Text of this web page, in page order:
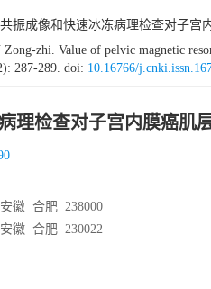
振成像和快速冰冻病理检查对子宫
zhi. Value of pelvic magnetic
287-289. doi: 10.16766/
理检查对子宫内膜癌肌
徽 合肥 238000
徽 合肥 230022